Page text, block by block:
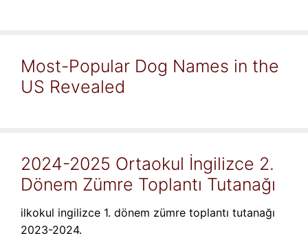
Most-Popular Dog Names in the
US Revealed
2024-2025 Ortaokul İngilizce 2.
Dönem Zümre Toplantı Tutanağı
ilkokul ingilizce 1. dönem zümre toplantı tutanağı
2023-2024.